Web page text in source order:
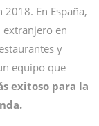
En España,
extranjero en
y
equipo que
exitoso para la